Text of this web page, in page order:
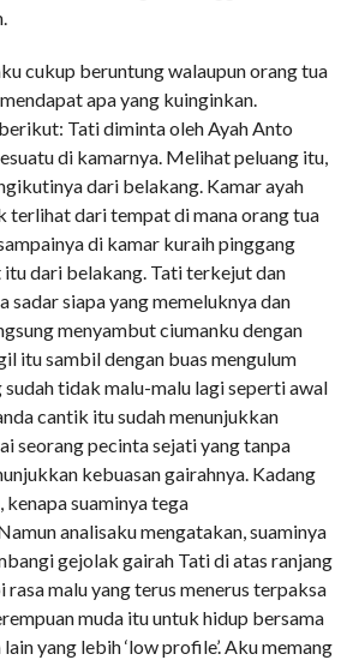
cukup beruntung walaupun orang tua
apa yang kuinginkan.
Tati diminta oleh Ayah Anto
di kamarnya. Melihat peluang itu,
dari belakang. Kamar ayah
terlihat dari tempat di mana orang tua
di kamar kuraih pinggang
dari belakang. Tati terkejut dan
siapa yang memeluknya dan
menyambut ciumanku dengan
itu sambil dengan buas mengulum
sudah tidak malu-malu lagi seperti awal
cantik itu sudah menunjukkan
seorang pecinta sejati yang tanpa
kebuasan gairahnya. Kadang
suaminya tega
analisaku mengatakan, suaminya
gejolak gairah Tati di atas ranjang
rasa malu yang terus menerus terpaksa
muda itu untuk hidup bersama
yang lebih ‘low profile’. Aku memang